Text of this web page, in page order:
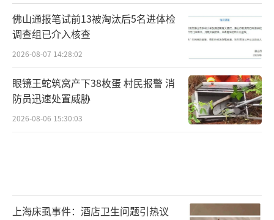
佛山通报笔试前13被淘汰后5名进体检
调查组已介入核查
2026-08-07 14:28:02
眼镜王蛇筑窝产下38枚蛋 村民报警 消
防员迅速处置威胁
2026-08-06 15:30:03
上海床虱事件：酒店卫生问题引热议